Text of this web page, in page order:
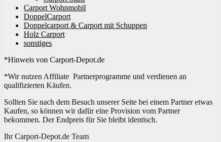
Carport Wohnmobil
DoppelCarport
Doppelcarport & Carport mit Schuppen
Holz Carport
sonstiges
*Hinweis von Carport-Depot.de
*Wir nutzen Affiliate Partnerprogramme und verdienen an
qualifizierten Käufen.
Sollten Sie nach dem Besuch unserer Seite bei einem Partner etwas
Kaufen, so können wir dafür eine Provision vom Partner
bekommen. Der Endpreis für Sie bleibt identisch.
Ihr Carport-Depot.de Team